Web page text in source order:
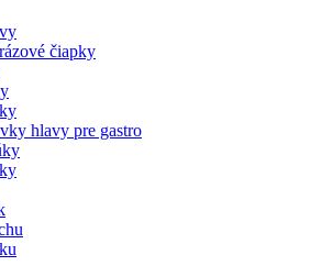
čiapky
hlavy pre gastro